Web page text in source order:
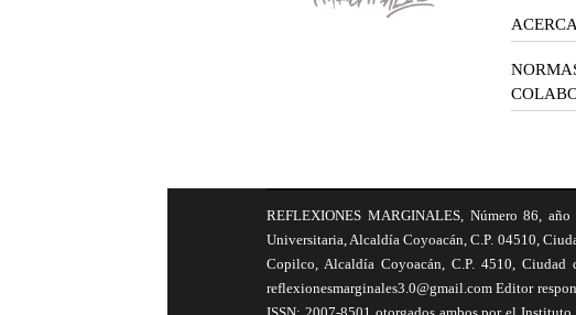
REFLEXIONES MARGINALES, Número 86,
Universitaria, Alcaldía Coyoacán, C.P. 04510,
Copilco, Alcaldía Coyoacán, C.P. 4510, Ciudad
reflexionesmarginales3.0@gmail.com Editor